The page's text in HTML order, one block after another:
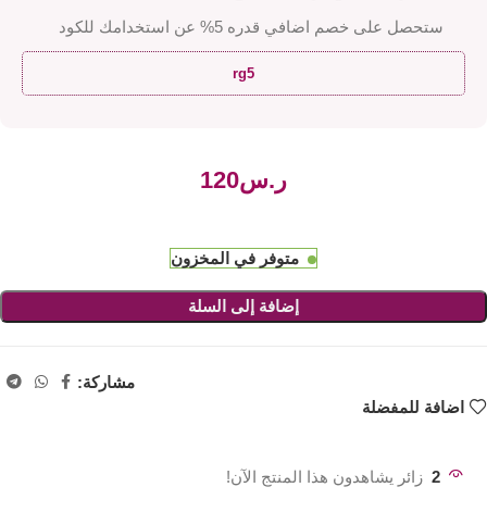
ستحصل على خصم اضافي قدره 5% عن استخدامك للكود
rg5
ر.س
متوفر في المخزون
إضافة إلى السلة
مشاركة:
اضافة للمفضلة
2 زائر يشاهدون هذا المنتج الآن!